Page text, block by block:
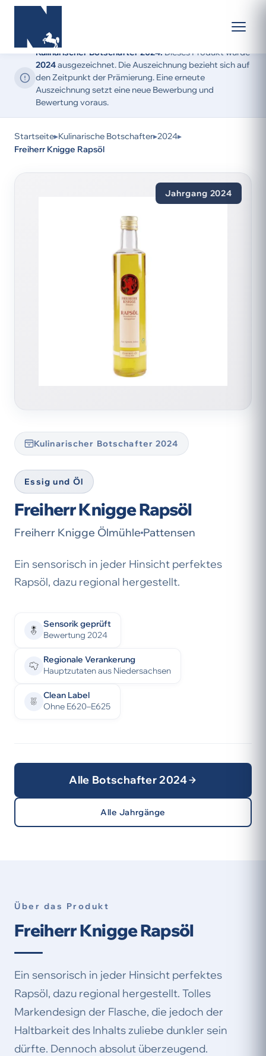
Kulinarischer Botschafter 2024:Dieses Produkt wurde
2024ausgezeichnet. Die Auszeichnung bezieht sich auf
den Zeitpunkt der Prämierung. Eine erneute
Auszeichnung setzt eine neue Bewerbung und
Bewertung voraus.
Startseite▸Kulinarische Botschafter▸2024▸
Freiherr Knigge Rapsöl
Jahrgang 2024
Kulinarischer Botschafter 2024
Essig und Öl
Freiherr Knigge Rapsöl
Freiherr Knigge Ölmühle Pattensen
Ein sensorisch in jeder Hinsicht perfektes
Rapsöl, dazu regional hergestellt.
Sensorik geprüft
Bewertung 2024
Regionale Verankerung
Hauptzutaten aus Niedersachsen
Clean Label
Ohne E620–E625
Alle Botschafter 2024
Alle Jahrgänge
Über das Produkt
Freiherr Knigge Rapsöl
Ein sensorisch in jeder Hinsicht perfektes
Rapsöl, dazu regional hergestellt. Tolles
Markendesign der Flasche, die jedoch der
Haltbarkeit des Inhalts zuliebe dunkler sein
dürfte. Dennoch absolut überzeugend.